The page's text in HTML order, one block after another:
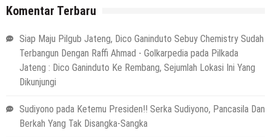
Komentar Terbaru
Siap Maju Pilgub Jateng, Dico Ganinduto Sebuy Chemistry Sudah
Terbangun Dengan Raffi Ahmad - Golkarpedia pada Pilkada
Jateng : Dico Ganinduto Ke Rembang, Sejumlah Lokasi Ini Yang
Dikunjungi
Sudiyono pada Ketemu Presiden!! Serka Sudiyono, Pancasila Dan
Berkah Yang Tak Disangka-Sangka